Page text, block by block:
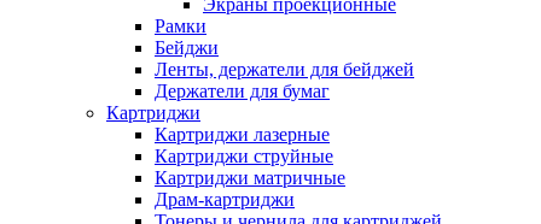
Экраны проекционные
Рамки
Бейджи
Ленты, держатели для бейджей
Держатели для бумаг
Картриджи
Картриджи лазерные
Картриджи струйные
Картриджи матричные
Драм-картриджи